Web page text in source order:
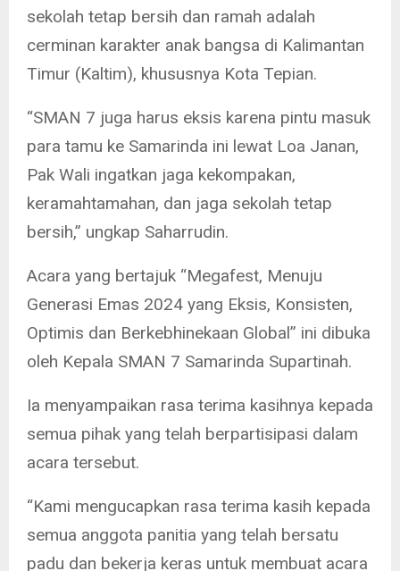
sekolah tetap bersih dan ramah adalah
cerminan karakter anak bangsa di Kalimantan
Timur (Kaltim), khususnya Kota Tepian.
“SMAN 7 juga harus eksis karena pintu masuk
para tamu ke Samarinda ini lewat Loa Janan,
Pak Wali ingatkan jaga kekompakan,
keramahtamahan, dan jaga sekolah tetap
bersih,” ungkap Saharrudin.
Acara yang bertajuk “Megafest, Menuju
Generasi Emas 2024 yang Eksis, Konsisten,
Optimis dan Berkebhinekaan Global” ini dibuka
oleh Kepala SMAN 7 Samarinda Supartinah.
Ia menyampaikan rasa terima kasihnya kepada
semua pihak yang telah berpartisipasi dalam
acara tersebut.
“Kami mengucapkan rasa terima kasih kepada
semua anggota panitia yang telah bersatu
padu dan bekerja keras untuk membuat acara